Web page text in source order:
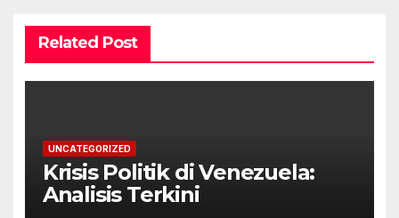
Related Post
UNCATEGORIZED
Krisis Politik di Venezuela:
Analisis Terkini